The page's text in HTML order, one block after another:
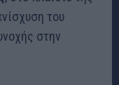
του
στην